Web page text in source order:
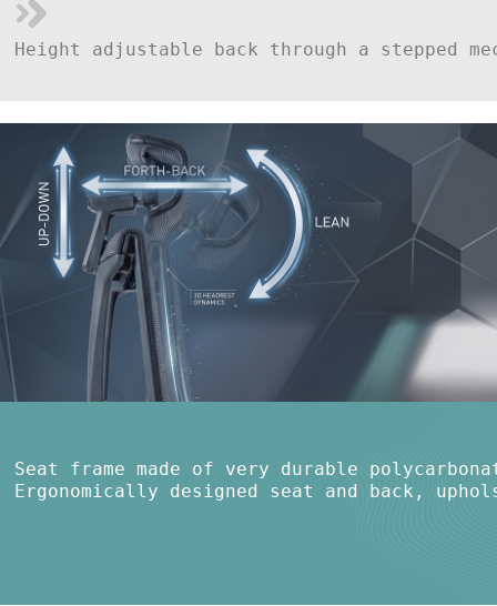
Height adjustable back through a stepped
Seat frame made of very durable
Ergonomically designed seat and back,